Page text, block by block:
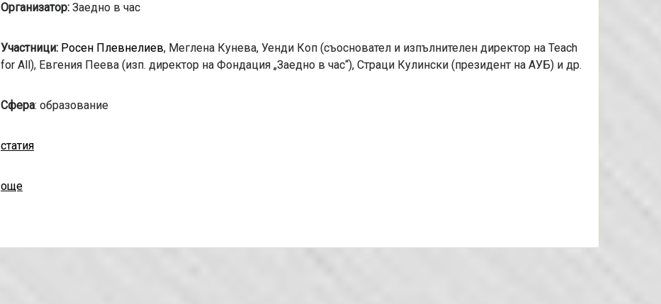
Организатор: Заедно в час
Участници: Росен Плевнелиев, Меглена Кунева, Уенди Коп (съосновател и изпълнителен директор на Teach
for All), Евгения Пеева (изп. директор на Фондация „Заедно в час“), Страци Кулински (президент на АУБ) и др.
Сфера: образование
статия
още